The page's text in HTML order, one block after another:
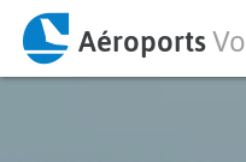
Aéroports